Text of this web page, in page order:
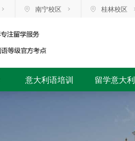
南宁校区 桂林校区
意大利语培训 留学意大利